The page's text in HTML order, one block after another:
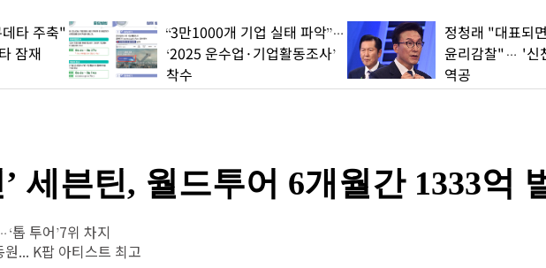
타 주축"
잠재
“3만1000개 기업 실태 파악”…
‘2025 운수업·기업활동조사’
착수
정청래 "대표되
윤리감찰"… '신
역공
’ 세븐틴, 월드투어 6개월간 1333억
톱 투어’7위 차지
... K팝 아티스트 최고